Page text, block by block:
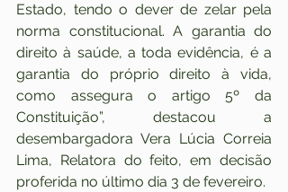
Estado, tendo o dever de zelar pela
norma constitucional. A garantia do
direito à saúde, a toda evidência, é a
garantia do próprio direito à vida,
como assegura o artigo 5º da
Constituição”, destacou a
desembargadora Vera Lúcia Correia
Lima, Relatora do feito, em decisão
proferida no último dia 3 de fevereiro.